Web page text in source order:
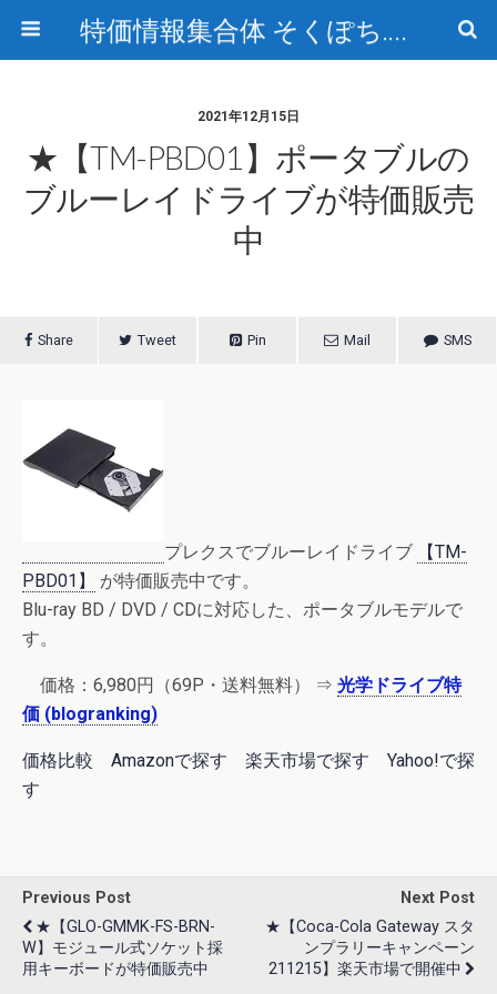
特価情報集合体 そくぽち.com
2021年12月15日
★【TM-PBD01】ポータブルの
ブルーレイドライブが特価販売
中
Share Tweet Pin Mail SMS
プレクスでブルーレイドライブ
【TM-
PBD01】
が特価販売中です。
Blu-ray BD / DVD / CDに対応した、ポータブルモデルで
す。
価格： 6,980円 （69P・送料無料） ⇒ 光学ドライブ特
価 (blogranking)
価格比較 Amazonで探す 楽天市場で探す
Yahoo!で探
す
Previous Post
★【GLO-GMMK-FS-BRN-
W】モジュール式ソケット採
用キーボードが特価販売中
Next Post
★【Coca-Cola Gateway スタ
ンプラリーキャンペーン
211215】楽天市場で開催中